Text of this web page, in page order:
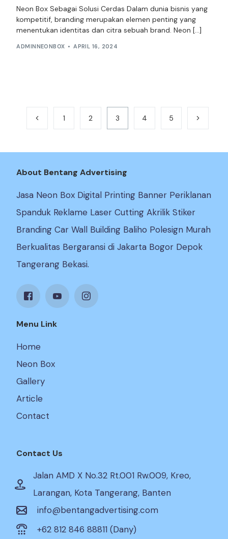
Neon Box Sebagai Solusi Cerdas Dalam dunia bisnis yang
kompetitif, branding merupakan elemen penting yang
menentukan identitas dan citra sebuah brand. Neon […]
ADMINNEONBOX APRIL 16, 2024
1 2 3 4 5
About Bentang Advertising
Jasa Neon Box Digital Printing Banner Periklanan
Spanduk Reklame Laser Cutting Akrilik Stiker
Branding Car Wall Building Baliho Polesign Murah
Berkualitas Bergaransi di Jakarta Bogor Depok
Tangerang Bekasi.
Menu Link
Home
Neon Box
Gallery
Article
Contact
Contact Us
Jalan AMD X No.32 Rt.001 Rw.009, Kreo,
Larangan, Kota Tangerang, Banten
info@bentangadvertising.com
+62 812 846 88811 (Dany)